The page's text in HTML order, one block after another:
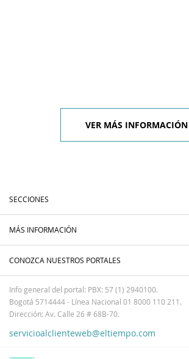
VER MÁS INFORMACIÓN
SECCIONES
MÁS INFORMACIÓN
CONOZCA NUESTROS PORTALES
Info general del portal: PBX: 57 (1) 2940100.
Bogotá 5714444 - Línea Nacional 01 8000 110 211.
Dirección: Av. Calle 26 # 68B-70.
servicioalclienteweb@eltiempo.com